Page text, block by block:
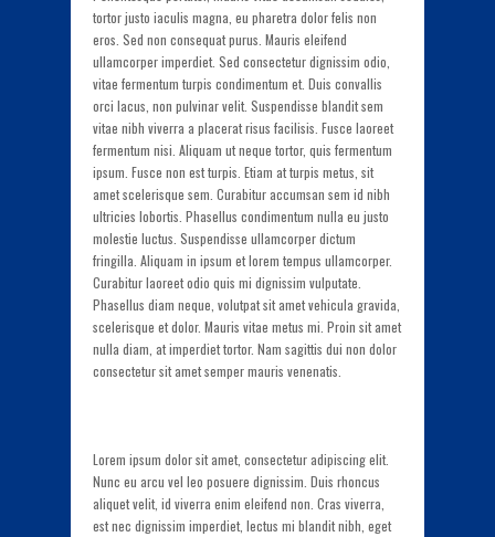
tortor justo iaculis magna, eu pharetra dolor felis non
eros. Sed non consequat purus. Mauris eleifend
ullamcorper imperdiet. Sed consectetur dignissim odio,
vitae fermentum turpis condimentum et. Duis convallis
orci lacus, non pulvinar velit. Suspendisse blandit sem
vitae nibh viverra a placerat risus facilisis. Fusce laoreet
fermentum nisi. Aliquam ut neque tortor, quis fermentum
ipsum. Fusce non est turpis. Etiam at turpis metus, sit
amet scelerisque sem. Curabitur accumsan sem id nibh
ultricies lobortis. Phasellus condimentum nulla eu justo
molestie luctus. Suspendisse ullamcorper dictum
fringilla. Aliquam in ipsum et lorem tempus ullamcorper.
Curabitur laoreet odio quis mi dignissim vulputate.
Phasellus diam neque, volutpat sit amet vehicula gravida,
scelerisque et dolor. Mauris vitae metus mi. Proin sit amet
nulla diam, at imperdiet tortor. Nam sagittis dui non dolor
consectetur sit amet semper mauris venenatis.
Lorem ipsum dolor sit amet, consectetur adipiscing elit.
Nunc eu arcu vel leo posuere dignissim. Duis rhoncus
aliquet velit, id viverra enim eleifend non. Cras viverra,
est nec dignissim imperdiet, lectus mi blandit nibh, eget